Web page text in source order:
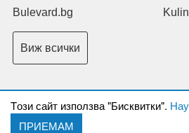
Tози сайт използва "Бисквитки".
ПРИЕМАМ
Bulevard.bg
Виж всички
Copyright © 2026 Ксениум ООД.